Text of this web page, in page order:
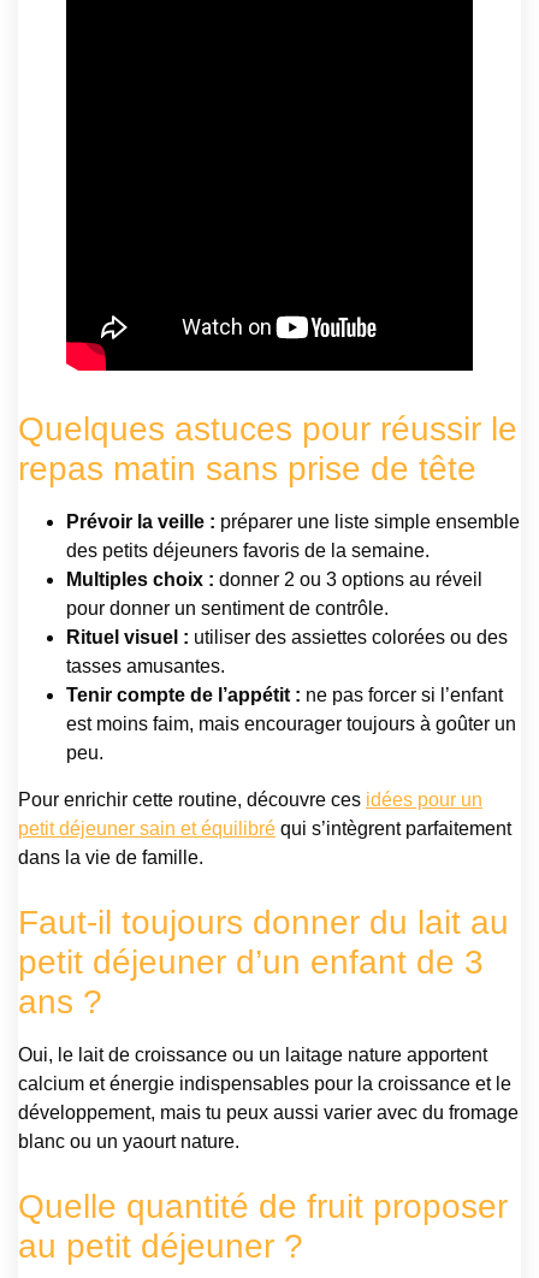
Quelques astuces pour réussir le
repas matin sans prise de tête
Prévoir la veille : préparer une liste simple ensemble
des petits déjeuners favoris de la semaine.
Multiples choix : donner 2 ou 3 options au réveil
pour donner un sentiment de contrôle.
Rituel visuel : utiliser des assiettes colorées ou des
tasses amusantes.
Tenir compte de l’appétit : ne pas forcer si l’enfant
est moins faim, mais encourager toujours à goûter un
peu.
Pour enrichir cette routine, découvre ces idées pour un
petit déjeuner sain et équilibré qui s’intègrent parfaitement
dans la vie de famille.
Faut-il toujours donner du lait au
petit déjeuner d’un enfant de 3
ans ?
Oui, le lait de croissance ou un laitage nature apportent
calcium et énergie indispensables pour la croissance et le
développement, mais tu peux aussi varier avec du fromage
blanc ou un yaourt nature.
Quelle quantité de fruit proposer
au petit déjeuner ?